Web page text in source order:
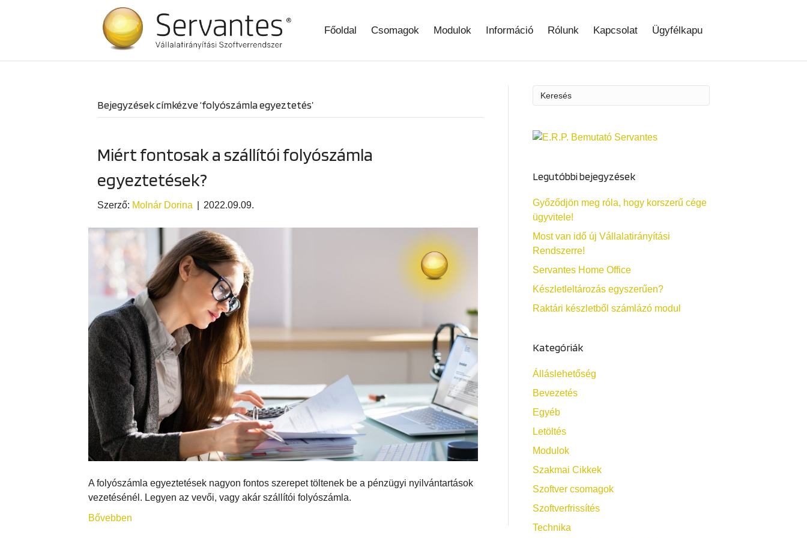
Főoldal Csomagok Modulok Információ Rólunk Kapcsolat Ügyfélkapu
Bejegyzések címkézve ‘folyószámla egyeztetés’
Miért fontosak a szállítói folyószámla
egyeztetések?
Szerző: Molnár Dorina 2022.09.09.
A folyószámla egyeztetések nagyon fontos szerepet töltenek be a pénzügyi nyilvántartások
vezetésénél. Legyen az vevői, vagy akár szállítói folyószámla.
Bővebben
Legutóbbi bejegyzések
Győződjön meg róla, hogy korszerű cége
ügyvitele!
Most van idő új Vállalatirányítási
Rendszerre!
Servantes Home Office
Készletleltározás egyszerűen?
Raktári készletből számlázó modul
Kategóriák
Álláslehetőség
Bevezetés
Egyéb
Letöltés
Modulok
Szakmai Cikkek
Szoftver csomagok
Szoftverfrissítés
Technika